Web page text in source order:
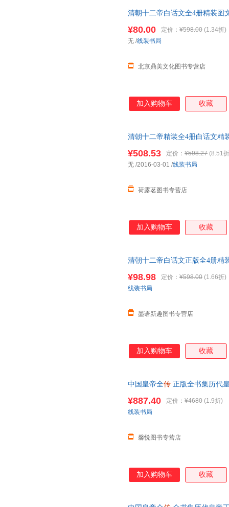
清朝十二帝白话文全4册精装图
¥80.00 定价： ¥598.00 (1.34折)
北京鼎美文化图书专营店
无 /线装书局
加入购物车 收藏
清朝十二帝精装全4册白话文精
¥508.53 定价： ¥598.27 (8.51
荷露茗图书专营店
无 /2016-03-01 /线装书局
加入购物车 收藏
清朝十二帝白话文正版全4册精
定价严者慎拍
¥98.98 定价： ¥598.00 (1.66折)
墨语新趣图书专营店
线装书局
加入购物车 收藏
中国皇帝全传 正版全书集历代
当客服
¥887.40 定价： ¥4680 (1.9折)
馨悦图书专营店
线装书局
加入购物车 收藏